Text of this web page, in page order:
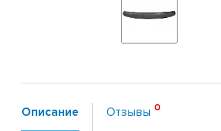
Описание Отзывы